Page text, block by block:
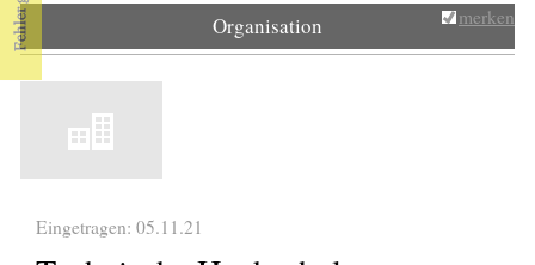
Organisation merken
Eingetragen: 05.11.21